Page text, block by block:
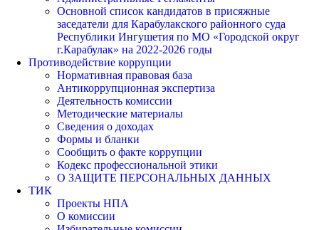
Основной список кандидатов в присяжные
заседатели для Карабулакского районного суда
Республики Ингушетия по МО «Городской округ
г.Карабулак» на 2022-2026 годы
Противодействие коррупции
Нормативная правовая база
Антикоррупционная экспертиза
Деятельность комиссии
Методические материалы
Сведения о доходах
Формы и бланки
Сообщить о факте коррупции
Кодекс профессиональной этики
О ЗАЩИТЕ ПЕРСОНАЛЬНЫХ ДАННЫХ
ТИК
Проекты НПА
О комиссии